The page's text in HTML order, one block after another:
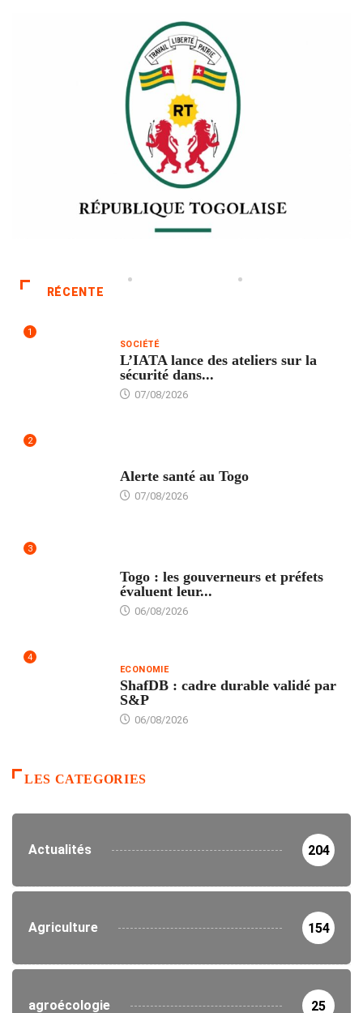
RÉCENTE
1
SOCIÉTÉ
L’IATA lance des ateliers sur la
sécurité dans...
07/08/2026
2
Alerte santé au Togo
07/08/2026
3
Togo : les gouverneurs et préfets
évaluent leur...
06/08/2026
4
ECONOMIE
ShafDB : cadre durable validé par
S&P
06/08/2026
LES CATEGORIES
Actualités 204
Agriculture 154
agroécologie 25